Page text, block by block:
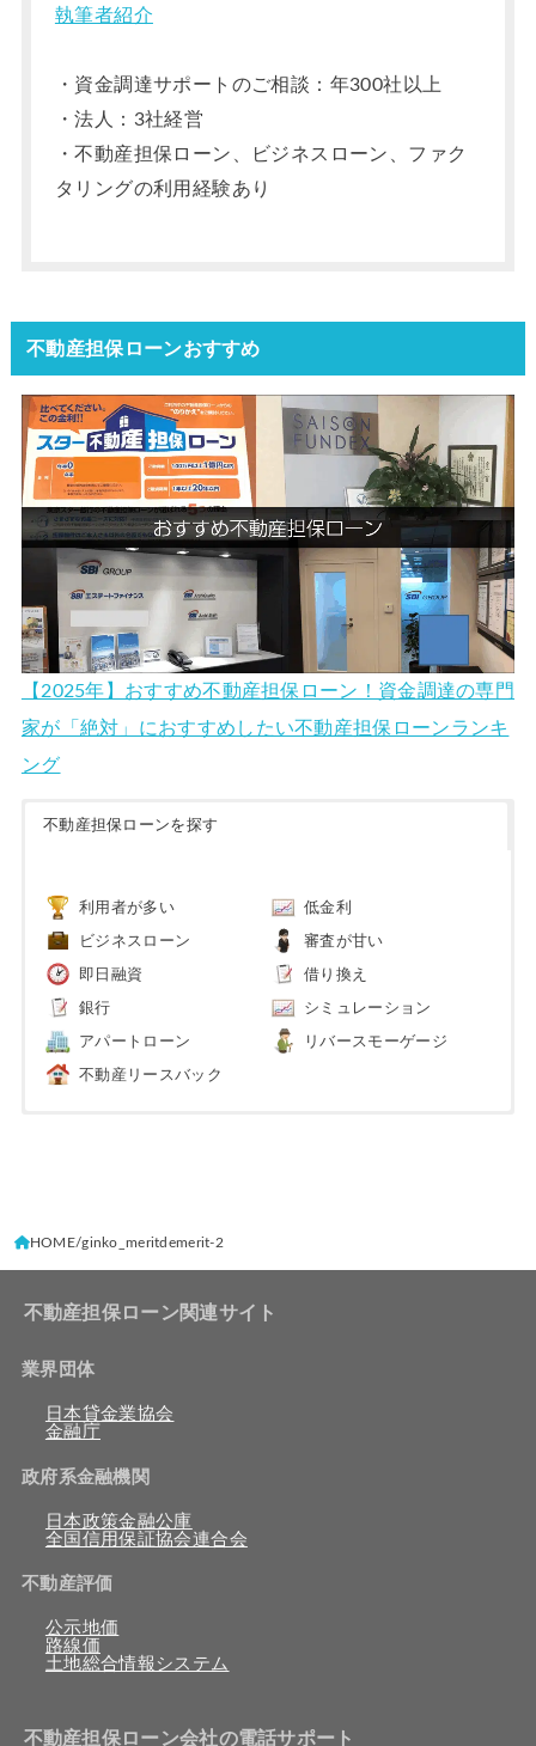
執筆者紹介
・資金調達サポートのご相談：年300社以上
・法人：3社経営
・不動産担保ローン、ビジネスローン、ファク
タリングの利用経験あり
不動産担保ローンおすすめ
【2025年】おすすめ不動産担保ローン！資金調達の専門
家が「絶対」におすすめしたい不動産担保ローンランキ
ング
不動産担保ローンを探す
利用者が多い 低金利
ビジネスローン 審査が甘い
即日融資 借り換え
銀行 シミュレーション
アパートローン リバースモーゲージ
不動産リースバック
HOME ginko_meritdemerit-2
不動産担保ローン関連サイト
業界団体
日本貸金業協会
金融庁
政府系金融機関
日本政策金融公庫
全国信用保証協会連合会
不動産評価
公示地価
路線価
土地総合情報システム
不動産担保ローン会社の電話サポート